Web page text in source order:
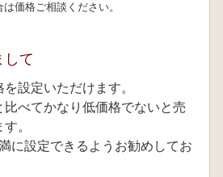
価格ご相談ください。
して
設定いただけます。
比べてかなり低価格でないと売
。
に設定できるようお勧めしてお